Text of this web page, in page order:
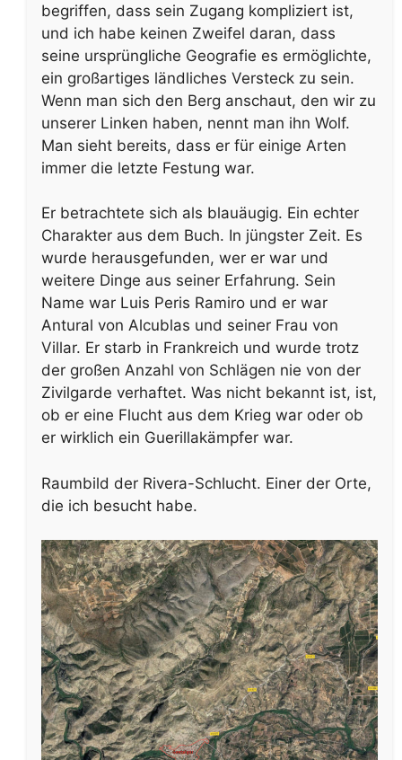
begriffen, dass sein Zugang kompliziert ist,
und ich habe keinen Zweifel daran, dass
seine ursprüngliche Geografie es ermöglichte,
ein großartiges ländliches Versteck zu sein.
Wenn man sich den Berg anschaut, den wir zu
unserer Linken haben, nennt man ihn Wolf.
Man sieht bereits, dass er für einige Arten
immer die letzte Festung war.
Er betrachtete sich als blauäugig. Ein echter
Charakter aus dem Buch. In jüngster Zeit. Es
wurde herausgefunden, wer er war und
weitere Dinge aus seiner Erfahrung. Sein
Name war Luis Peris Ramiro und er war
Antural von Alcublas und seiner Frau von
Villar. Er starb in Frankreich und wurde trotz
der großen Anzahl von Schlägen nie von der
Zivilgarde verhaftet. Was nicht bekannt ist, ist,
ob er eine Flucht aus dem Krieg war oder ob
er wirklich ein Guerillakämpfer war.
Raumbild der Rivera-Schlucht. Einer der Orte,
die ich besucht habe.